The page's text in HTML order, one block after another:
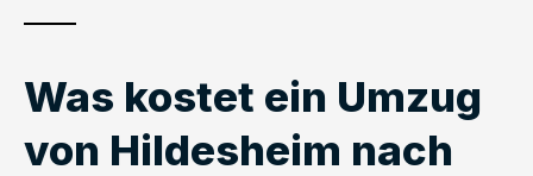
Was kostet ein Umzug
von Hildesheim nach